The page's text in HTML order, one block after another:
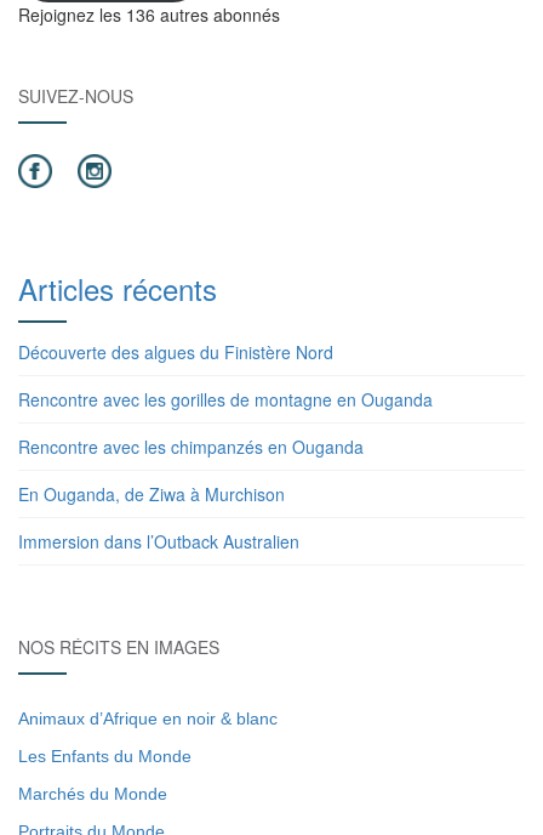
Rejoignez les 136 autres abonnés
SUIVEZ-NOUS
Articles récents
Découverte des algues du Finistère Nord
Rencontre avec les gorilles de montagne en Ouganda
Rencontre avec les chimpanzés en Ouganda
En Ouganda, de Ziwa à Murchison
Immersion dans l’Outback Australien
NOS RÉCITS EN IMAGES
Animaux d’Afrique en noir & blanc
Les Enfants du Monde
Marchés du Monde
Portraits du Monde